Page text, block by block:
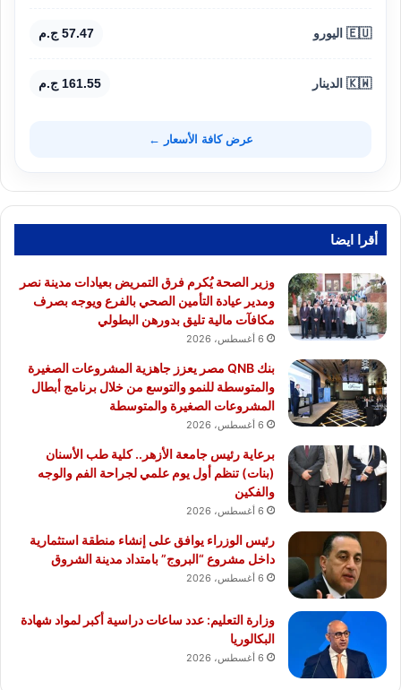
🇪🇺 اليورو 57.47 ج.م
🇰🇼 الدينار 161.55 ج.م
عرض كافة الأسعار ←
أقرا ايضا
وزير الصحة يُكرم فرق التمريض بعيادات مدينة نصر
ومدير عيادة التأمين الصحي بالفرع ويوجه بصرف
مكافآت مالية تليق بدورهن البطولي
6 أغسطس، 2026
بنك QNB مصر يعزز جاهزية المشروعات الصغيرة
والمتوسطة للنمو والتوسع من خلال برنامج أبطال
المشروعات الصغيرة والمتوسطة
6 أغسطس، 2026
برعاية رئيس جامعة الأزهر.. كلية طب الأسنان
(بنات) تنظم أول يوم علمي لجراحة الفم والوجه
والفكين
6 أغسطس، 2026
رئيس الوزراء يوافق على إنشاء منطقة استثمارية
داخل مشروع “البروج” بامتداد مدينة الشروق
6 أغسطس، 2026
وزارة التعليم: عدد ساعات دراسية أكبر لمواد شهادة
البكالوريا
6 أغسطس، 2026